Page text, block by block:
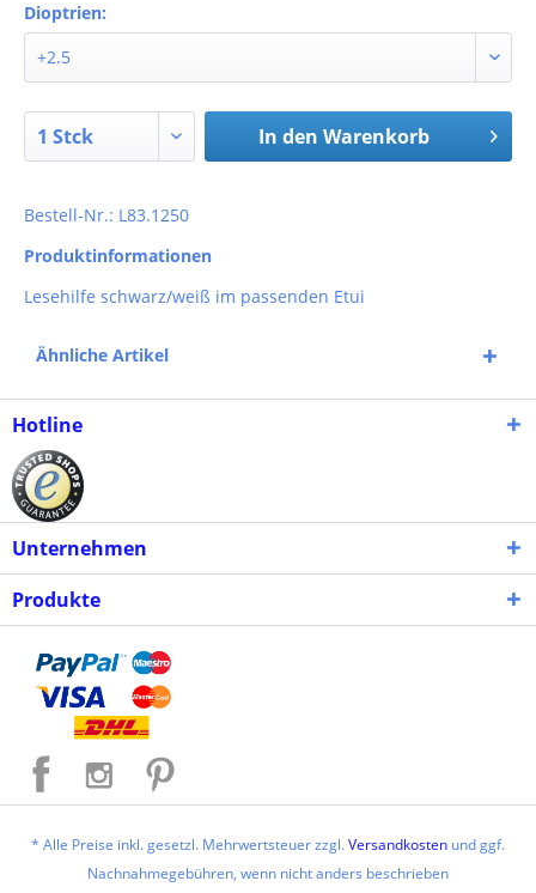
Dioptrien:
In den Warenkorb
Bestell-Nr.: L83.1250
Produktinformationen
Lesehilfe schwarz/weiß im passenden Etui
Ähnliche Artikel
Hotline
Unternehmen
Produkte
* Alle Preise inkl. gesetzl. Mehrwertsteuer zzgl.Versandkosten und ggf.
Nachnahmegebühren, wenn nicht anders beschrieben